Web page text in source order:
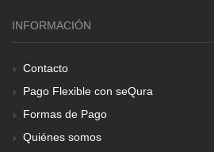
INFORMACIÓN
Contacto
Pago Flexible con seQura
Formas de Pago
Quiénes somos